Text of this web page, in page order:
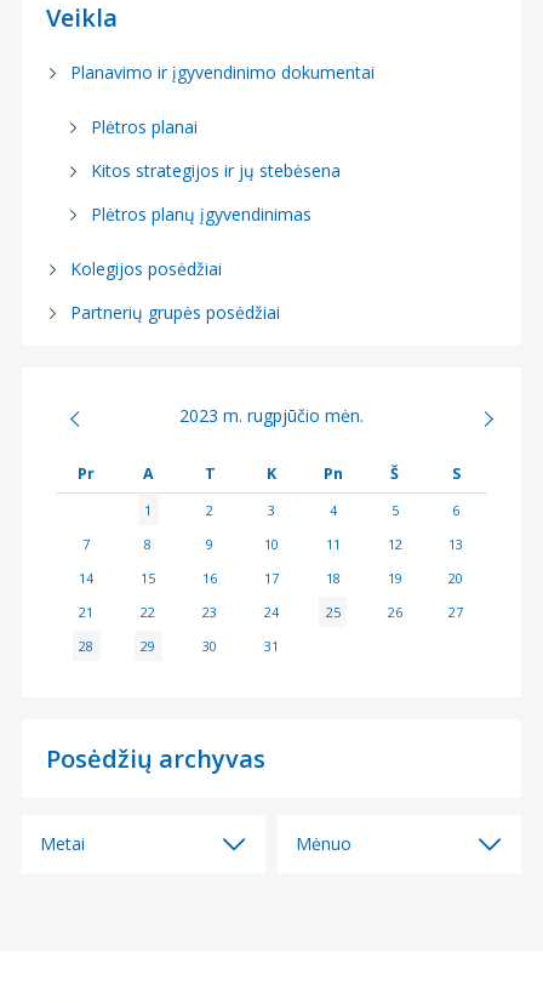
Veikla
Planavimo ir įgyvendinimo dokumentai
Plėtros planai
Kitos strategijos ir jų stebėsena
Plėtros planų įgyvendinimas
Kolegijos posėdžiai
Partnerių grupės posėdžiai
2023 m. rugpjūčio mėn.
Pr A T K Pn Š S
1 2 3 4 5
6
7
8 9 10 11 12
13
14
15 16 17 18 19
20
21
22 23 24 25 26
27
28
29 30 31
Posėdžių archyvas
Metai Mėnuo